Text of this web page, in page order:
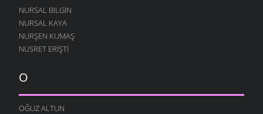
NURSAL BILGIN
NURSAL KAYA
NURŞEN KUMAŞ
NUSRET ERIŞTI
O
OĞUZ ALTUN